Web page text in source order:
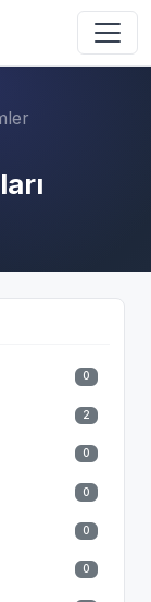
0
2
0
0
0
0